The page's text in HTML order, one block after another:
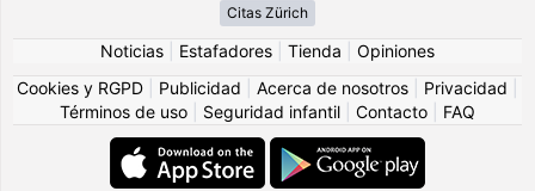
Citas Zürich
Noticias Estafadores Tienda
Opiniones
Cookies y RGPD
Publicidad Acerca de nosotros Privacidad
Términos de uso
Seguridad infantil Contacto FAQ